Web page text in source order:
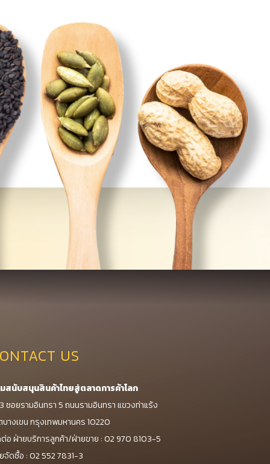
US
สนับสนุนสินค้าไทยสู่ตลาดการค้าโลก
ซอยรามอินทรา 5 ถนนรามอินทรา แขวงท่าแร้ง
บางเขน กรุงเทพมหานคร 10220
อ ฝ่ายบริการลูกค้า/ฝ่ายขาย : 02 970 8103-5
จัดซื้อ : 02 552 7831-3